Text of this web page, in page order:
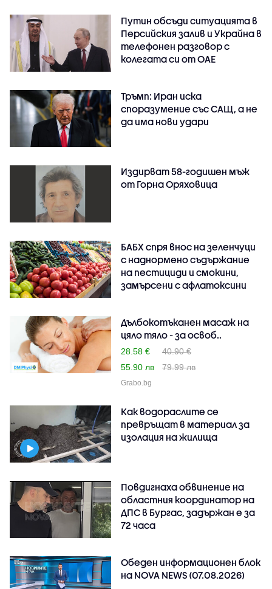
Путин обсъди ситуацията в
Персийския залив и Украйна в
телефонен разговор с
колегата си от ОАЕ
Тръмп: Иран иска
споразумение със САЩ, а не
да има нови удари
Издирват 58-годишен мъж
от Горна Оряховица
БАБХ спря внос на зеленчуци
с наднормено съдържание
на пестициди и смокини,
замърсени с афлатоксини
Дълбокотъканен масаж на
цяло тяло - за освоб..
28.58 €
40.90 €
55.90 лв
79.99 лв
Grabo.bg
Как водораслите се
превръщат в материал за
изолация на жилища
Повдигнаха обвинение на
областния координатор на
ДПС в Бургас, задържан е за
72 часа
Обеден информационен блок
на NOVA NEWS (07.08.2026)